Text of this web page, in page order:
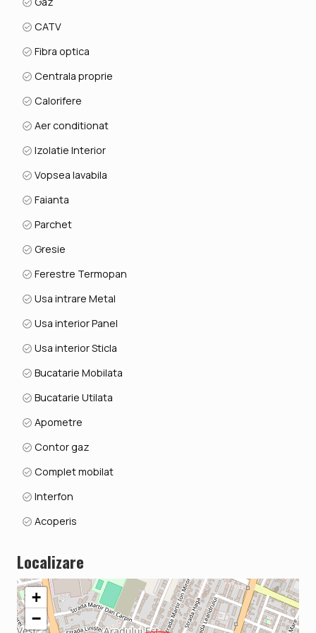
CATV
Fibra optica
Centrala proprie
Calorifere
Aer conditionat
Izolatie Interior
Vopsea lavabila
Faianta
Parchet
Gresie
Ferestre Termopan
Usa intrare Metal
Usa interior Panel
Usa interior Sticla
Bucatarie Mobilata
Bucatarie Utilata
Apometre
Contor gaz
Complet mobilat
Interfon
Acoperis
Localizare
+
−